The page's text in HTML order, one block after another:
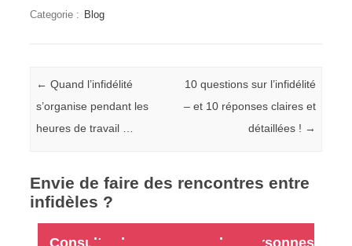
Categorie : Blog
Navigation
← Quand l’infidélité
s’organise pendant les
heures de travail …
10 questions sur l’infidélité
– et 10 réponses claires et
détaillées ! →
Envie de faire des rencontres entre
infidèles ?
Consultez les annonces des personnes